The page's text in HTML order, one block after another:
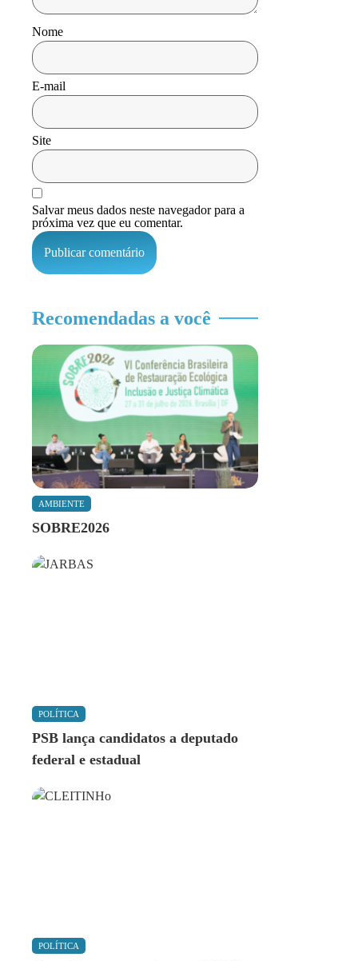
Nome
E-mail
Site
Salvar meus dados neste navegador para a
próxima vez que eu comentar.
Recomendadas a você
AMBIENTE
SOBRE2026
POLÍTICA
PSB lança candidatos a deputado
federal e estadual
POLÍTICA